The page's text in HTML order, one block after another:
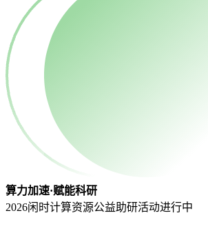
算力加速·赋能科研
2026闲时计算资源公益助研活动进行中